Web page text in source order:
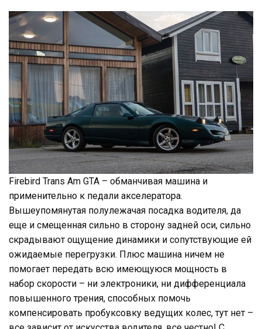
Firebird Trans Am GTA – обманчивая машина и
применительно к педали акселератора.
Вышеупомянутая полулежачая посадка водителя, да
еще и смещенная сильно в сторону задней оси, сильно
скрадывают ощущение динамики и сопутствующие ей
ожидаемые перегрузки. Плюс машина ничем не
помогает передать всю имеющуюся мощность в
набор скорости – ни электроники, ни дифференциала
повышенного трения, способных помочь
компенсировать пробуксовку ведущих колес, тут нет –